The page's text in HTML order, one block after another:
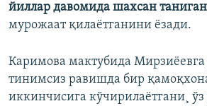
йиллар давомида шахсан
мурожаат қилаëтганини ëзади.
Каримова мактубида
тинимсиз равишда бир
иккинчисига кўчирилаëтгани¸ ўз